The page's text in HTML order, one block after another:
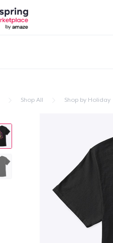
Shop All Shop by Holiday